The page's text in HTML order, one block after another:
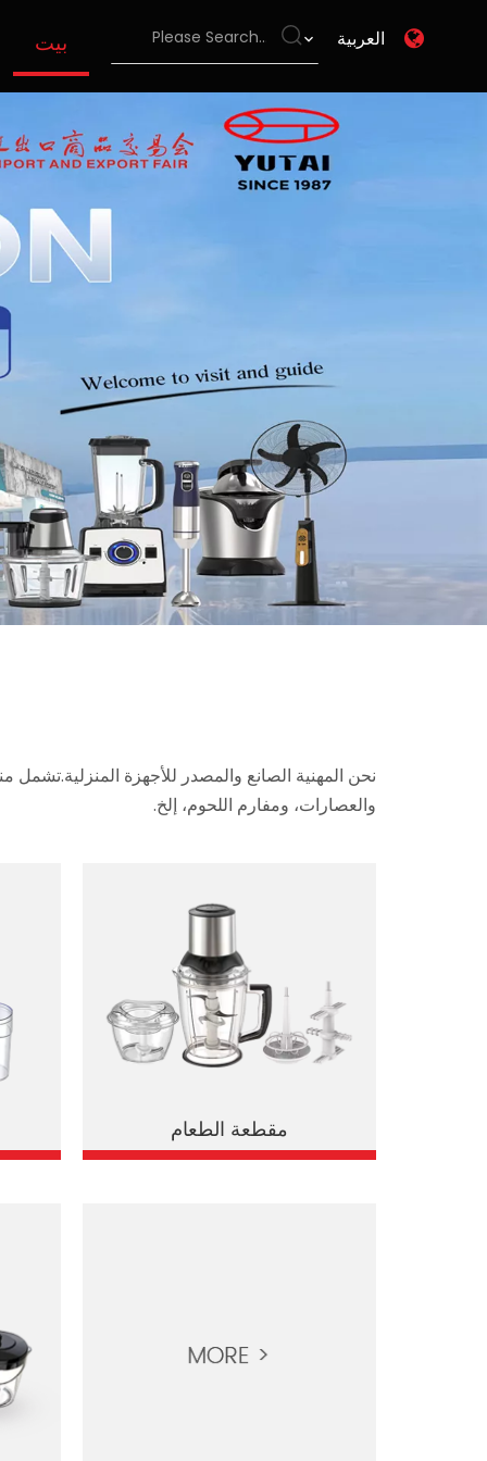
بيت العربية
نحن المهنية الصانع والمصدر للأجهزة المنزلية.تشمل
والعصارات، ومفارم اللحوم، إلخ.
مقطعة الطعام